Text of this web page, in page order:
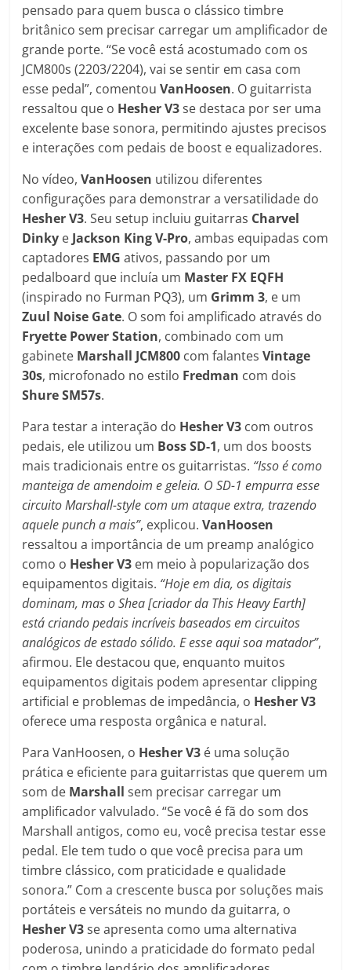
pensado para quem busca o clássico timbre
britânico sem precisar carregar um amplificador de
grande porte. “Se você está acostumado com os
JCM800s (2203/2204), vai se sentir em casa com
esse pedal”, comentouVanHoosen. O guitarrista
ressaltou que o Hesher V3se destaca por ser uma
excelente base sonora, permitindo ajustes precisos
e interações com pedais de boost e equalizadores.
No vídeo,VanHoosen utilizou diferentes
configurações para demonstrar a versatilidade do
Hesher V3. Seu setup incluiu guitarras Charvel
Dinky e Jackson King V-Pro, ambas equipadas com
captadores EMG ativos, passando por um
pedalboard que incluía um Master FX EQFH
(inspirado no Furman PQ3), um Grimm 3, e um
Zuul Noise Gate. O som foi amplificado através do
Fryette Power Station, combinado com um
gabinete Marshall JCM800 com falantesVintage
30s, microfonado no estilo Fredman com dois
Shure SM57s.
Para testar a interação do Hesher V3 com outros
pedais, ele utilizou um Boss SD-1, um dos boosts
mais tradicionais entre os guitarristas. “Isso é como
manteiga de amendoim e geleia. O SD-1 empurra esse
circuito Marshall-style com um ataque extra, trazendo
aquele punch a mais”, explicou.VanHoosen
ressaltou a importância de um preamp analógico
como o Hesher V3 em meio à popularização dos
equipamentos digitais. “Hoje em dia, os digitais
dominam, mas o Shea [criador da This Heavy Earth]
está criando pedais incríveis baseados em circuitos
analógicos de estado sólido. E esse aqui soa matador”,
afirmou. Ele destacou que, enquanto muitos
equipamentos digitais podem apresentar clipping
artificial e problemas de impedância, o Hesher V3
oferece uma resposta orgânica e natural.
Para VanHoosen, o Hesher V3 é uma solução
prática e eficiente para guitarristas que querem um
som de Marshall sem precisar carregar um
amplificador valvulado. “Se você é fã do som dos
Marshall antigos, como eu, você precisa testar esse
pedal. Ele tem tudo o que você precisa para um
timbre clássico, com praticidade e qualidade
sonora.” Com a crescente busca por soluções mais
portáteis e versáteis no mundo da guitarra, o
Hesher V3se apresenta como uma alternativa
poderosa, unindo a praticidade do formato pedal